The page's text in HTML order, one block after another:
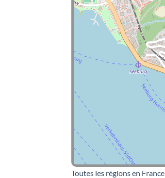
Toutes les régions en France